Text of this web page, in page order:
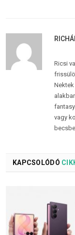
Ricsi
vagy
KAPCSOLÓDÓ